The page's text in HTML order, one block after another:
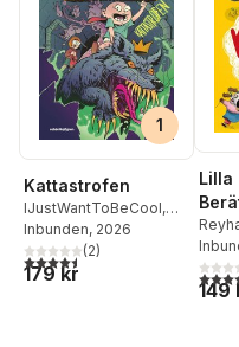
1
Kattastrofen
IJustWantToBeCool,
Joel Adolphson
Ejdemo Beer
Beer
Inbunden, 2026
4,5utav 5 stjärnor. Totalt antal
(2)
179 kr
Lilla
4,6
149